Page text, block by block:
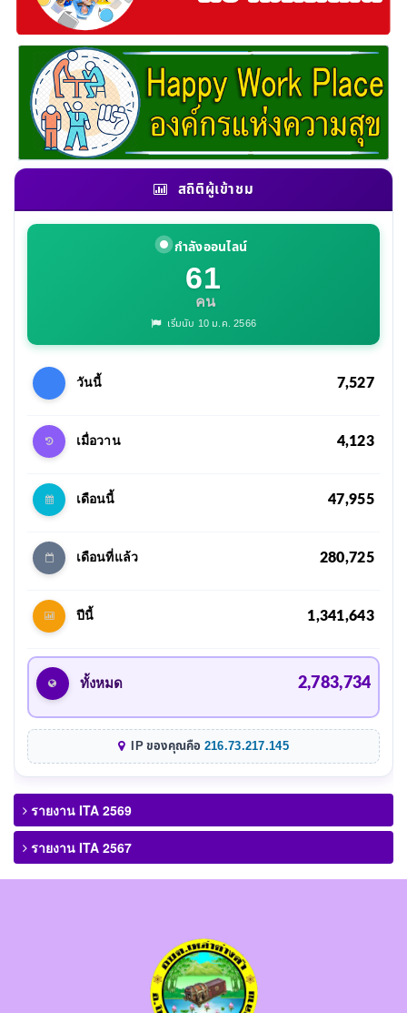
สถิติผู้เข้าชม
กำลังออนไลน์
61
คน
เริ่มนับ 10 ม.ค. 2566
วันนี้ 7,527
เมื่อวาน 4,123
เดือนนี้ 47,955
เดือนที่แล้ว 280,725
ปีนี้ 1,341,643
ทั้งหมด 2,783,734
IP ของคุณคือ 216.73.217.145
รายงาน ITA 2569
รายงาน ITA 2567